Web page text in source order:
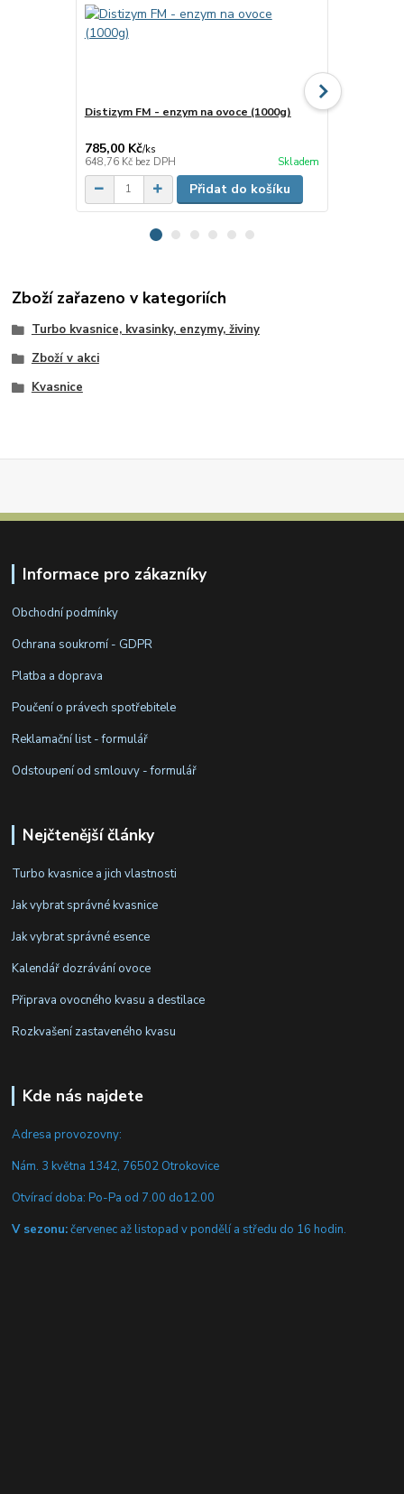
Distizym FM - enzym na ovoce (1000g)
785,00 Kč/ks
648,76 Kč bez DPH Skladem
Přidat do košíku
Zboží zařazeno v kategoriích
Turbo kvasnice, kvasinky, enzymy, živiny
Zboží v akci
Kvasnice
Informace pro zákazníky
Obchodní podmínky
Ochrana soukromí - GDPR
Platba a doprava
Poučení o právech spotřebitele
Reklamační list - formulář
Odstoupení od smlouvy - formulář
Nejčtenější články
Turbo kvasnice a jich vlastnosti
Jak vybrat správné kvasnice
Jak vybrat správné esence
Kalendář dozrávání ovoce
Připrava ovocného kvasu a destilace
Rozkvašení zastaveného kvasu
Kde nás najdete
Adresa provozovny:
Nám. 3 května 1342, 76502 Otrokovice
Otvírací doba: Po-Pa od 7.00 do12.00
V sezonu:červenec až listopad v pondělí a středu do 16 hodin.